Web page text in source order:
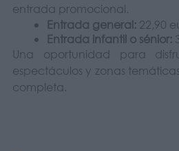
entrada promocional.
Entrada general:22,90
Entrada infantil o sénior:
Una oportunidad para
espectáculos y zonas
completa.